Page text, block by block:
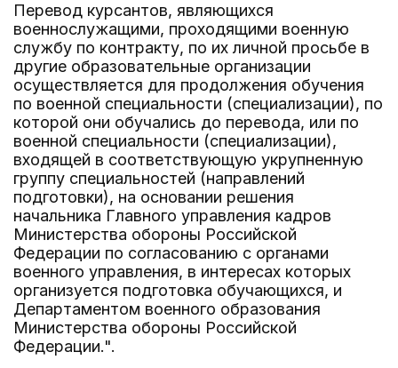
Перевод курсантов, являющихся
военнослужащими, проходящими военную
службу по контракту, по их личной просьбе в
другие образовательные организации
осуществляется для продолжения обучения
по военной специальности (специализации), по
которой они обучались до перевода, или по
военной специальности (специализации),
входящей в соответствующую укрупненную
группу специальностей (направлений
подготовки), на основании решения
начальника Главного управления кадров
Министерства обороны Российской
Федерации по согласованию с органами
военного управления, в интересах которых
организуется подготовка обучающихся, и
Департаментом военного образования
Министерства обороны Российской
Федерации.".